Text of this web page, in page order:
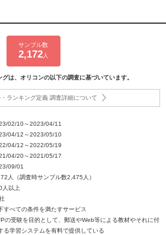
サンプル数
2,172人
は、オリコンの以下の調査に基づいています。
ランキング定義 調査詳細について
02/10～2023/04/11
04/12～2023/05/10
04/12～2022/05/19
04/20～2021/05/17
09/01
人（調査時サンプル数2,475人）
人以上
すべての条件を満たすサービス
の受験を目的として、郵送やWeb等による教材やそれに付
る学習システムを有料で提供している